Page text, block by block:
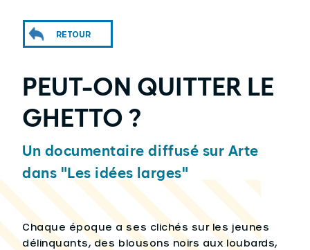
RETOUR
PEUT-ON QUITTER LE
GHETTO ?
Un documentaire diffusé sur Arte
dans "Les idées larges"
Chaque époque a ses clichés sur les jeunes
délinquants, des blousons noirs aux loubards,